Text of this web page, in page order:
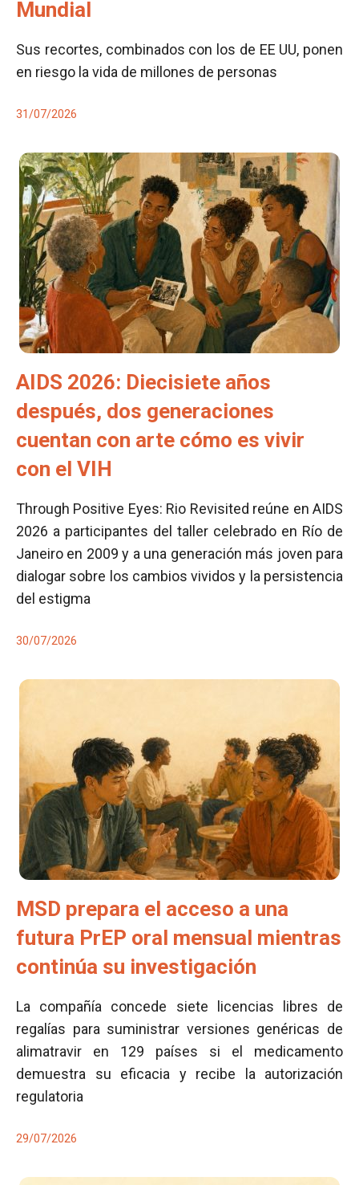
Mundial
Sus recortes, combinados con los de EE UU, ponen
en riesgo la vida de millones de personas
31/07/2026
AIDS 2026: Diecisiete años
después, dos generaciones
cuentan con arte cómo es vivir
con el VIH
Through Positive Eyes: Rio Revisited reúne en AIDS
2026 a participantes del taller celebrado en Río de
Janeiro en 2009 y a una generación más joven para
dialogar sobre los cambios vividos y la persistencia
del estigma
30/07/2026
MSD prepara el acceso a una
futura PrEP oral mensual mientras
continúa su investigación
La compañía concede siete licencias libres de
regalías para suministrar versiones genéricas de
alimatravir en 129 países si el medicamento
demuestra su eficacia y recibe la autorización
regulatoria
29/07/2026